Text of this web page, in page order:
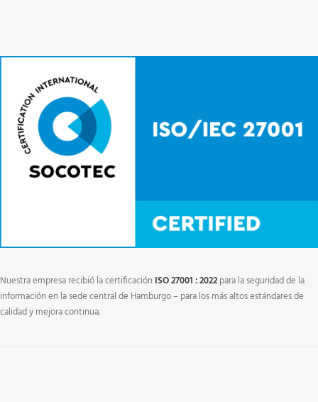
Nuestra empresa recibió la certificación ISO 27001 : 2022para la seguridad de la
información en la sede central de Hamburgo – para los más altos estándares de
calidad y mejora continua.